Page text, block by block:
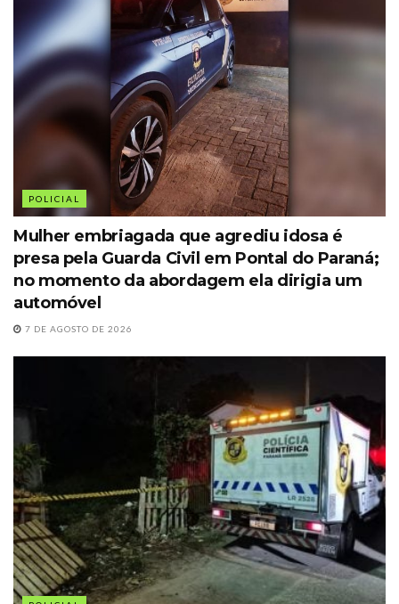
POLICIAL
Mulher embriagada que agrediu idosa é
presa pela Guarda Civil em Pontal do Paraná;
no momento da abordagem ela dirigia um
automóvel
7 DE AGOSTO DE 2026